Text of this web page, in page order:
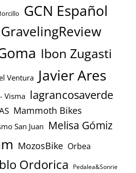
GCN Español
GravelingReview
Ibon Zugasti
Ventura Javier Ares
Visma lagrancosaverde
Mammoth Bikes
San Juan Melisa Gómiz
MozosBike Orbea
Ordorica Pedalea&Sonrie